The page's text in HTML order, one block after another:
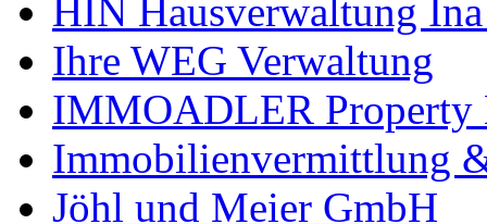
HIN Hausverwaltung
Ihre WEG Verwaltung
IMMOADLER Property
Immobilienvermittlung
Jöhl und Meier GmbH